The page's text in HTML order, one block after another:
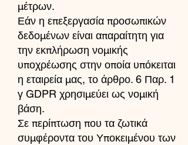
μέτρων.
Εάν η επεξεργασία προσωπικών
δεδομένων είναι απαραίτητη για
την εκπλήρωση νομικής
υποχρέωσης στην οποία υπόκειται
η εταιρεία μας, το άρθρο. 6 Παρ. 1
γ GDPR χρησιμεύει ως νομική
βάση.
Σε περίπτωση που τα ζωτικά
συμφέροντα του Υποκειμένου των